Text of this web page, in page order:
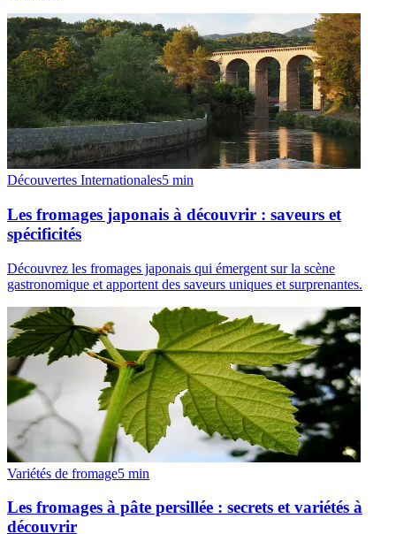
Découvertes Internationales5 min
Les fromages japonais à découvrir : saveurs et
spécificités
Découvrez les fromages japonais qui émergent sur la scène
gastronomique et apportent des saveurs uniques et surprenantes.
Variétés de fromage5 min
Les fromages à pâte persillée : secrets et variétés à
découvrir